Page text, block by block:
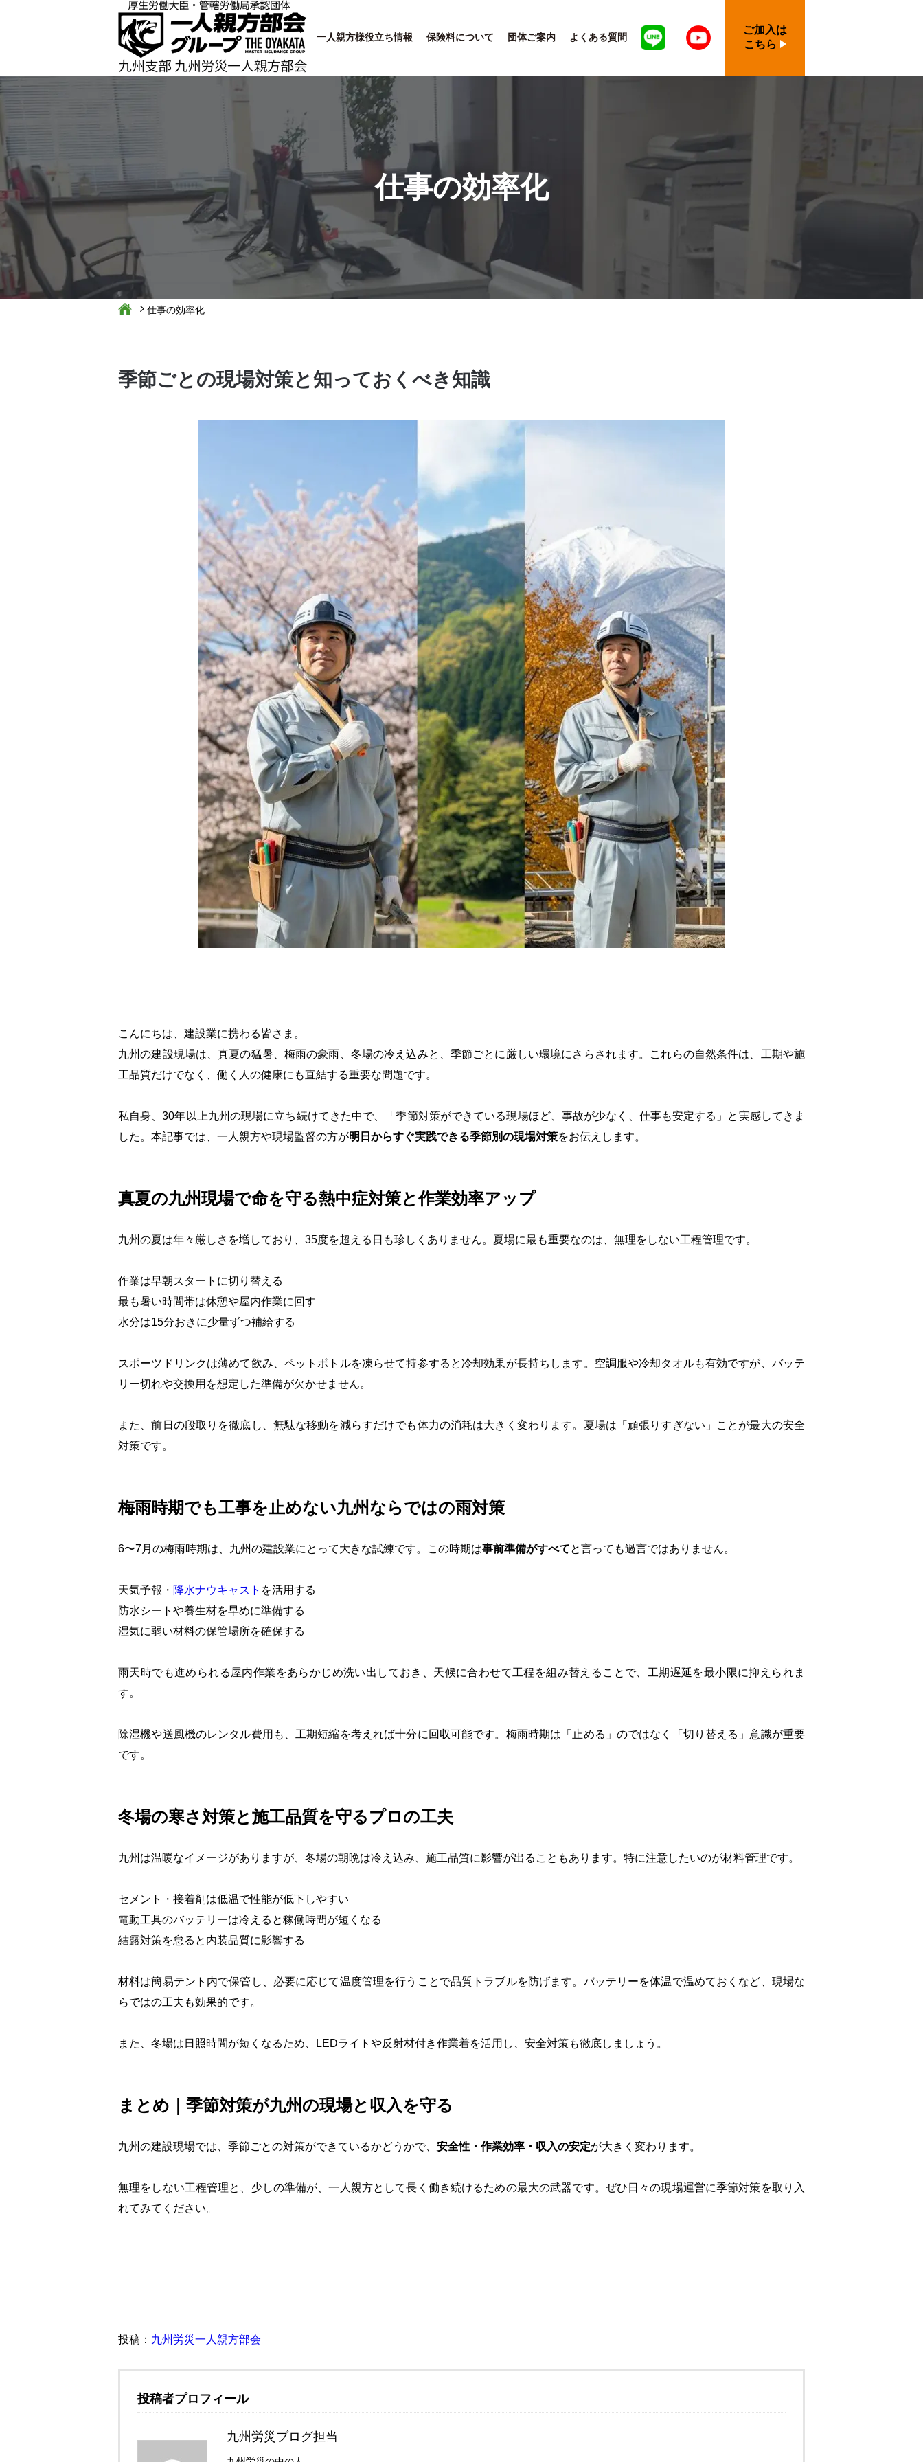
一人親方様役立ち情報 保険料について 団体ご案内 よくある質問
ご加入は
こちら
仕事の効率化
仕事の効率化
季節ごとの現場対策と知っておくべき知識
こんにちは、建設業に携わる皆さま。
九州の建設現場は、真夏の猛暑、梅雨の豪雨、冬場の冷え込みと、季節ごとに厳しい環境にさらされます。これらの自然条件は、工期や施
工品質だけでなく、働く人の健康にも直結する重要な問題です。
私自身、30年以上九州の現場に立ち続けてきた中で、「季節対策ができている現場ほど、事故が少なく、仕事も安定する」と実感してきま
した。本記事では、一人親方や現場監督の方が明日からすぐ実践できる季節別の現場対策をお伝えします。
真夏の九州現場で命を守る熱中症対策と作業効率アップ
九州の夏は年々厳しさを増しており、35度を超える日も珍しくありません。夏場に最も重要なのは、無理をしない工程管理です。
作業は早朝スタートに切り替える
最も暑い時間帯は休憩や屋内作業に回す
水分は15分おきに少量ずつ補給する
スポーツドリンクは薄めて飲み、ペットボトルを凍らせて持参すると冷却効果が長持ちします。空調服や冷却タオルも有効ですが、バッテ
リー切れや交換用を想定した準備が欠かせません。
また、前日の段取りを徹底し、無駄な移動を減らすだけでも体力の消耗は大きく変わります。夏場は「頑張りすぎない」ことが最大の安全
対策です。
梅雨時期でも工事を止めない九州ならではの雨対策
6〜7月の梅雨時期は、九州の建設業にとって大きな試練です。この時期は事前準備がすべてと言っても過言ではありません。
天気予報・ 降水ナウキャスト を活用する
防水シートや養生材を早めに準備する
湿気に弱い材料の保管場所を確保する
雨天時でも進められる屋内作業をあらかじめ洗い出しておき、天候に合わせて工程を組み替えることで、工期遅延を最小限に抑えられま
す。
除湿機や送風機のレンタル費用も、工期短縮を考えれば十分に回収可能です。梅雨時期は「止める」のではなく「切り替える」意識が重要
です。
冬場の寒さ対策と施工品質を守るプロの工夫
九州は温暖なイメージがありますが、冬場の朝晩は冷え込み、施工品質に影響が出ることもあります。特に注意したいのが材料管理です。
セメント・接着剤は低温で性能が低下しやすい
電動工具のバッテリーは冷えると稼働時間が短くなる
結露対策を怠ると内装品質に影響する
材料は簡易テント内で保管し、必要に応じて温度管理を行うことで品質トラブルを防げます。バッテリーを体温で温めておくなど、現場な
らではの工夫も効果的です。
また、冬場は日照時間が短くなるため、LEDライトや反射材付き作業着を活用し、安全対策も徹底しましょう。
まとめ｜季節対策が九州の現場と収入を守る
九州の建設現場では、季節ごとの対策ができているかどうかで、 安全性・作業効率・収入の安定が大きく変わります。
無理をしない工程管理と、少しの準備が、一人親方として長く働き続けるための最大の武器です。ぜひ日々の現場運営に季節対策を取り入
れてみてください。
投稿： 九州労災一人親方部会
投稿者プロフィール
九州労災ブログ担当